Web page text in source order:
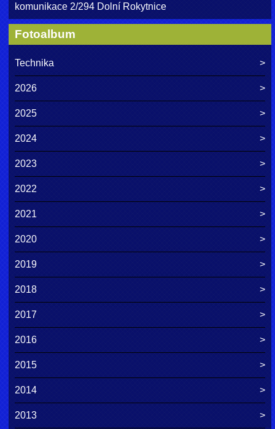
komunikace 2/294 Dolní Rokytnice
Fotoalbum
Technika
2026
2025
2024
2023
2022
2021
2020
2019
2018
2017
2016
2015
2014
2013